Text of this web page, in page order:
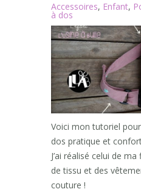
Accessoires, Enfant,
à dos
Voici mon tutoriel
dos pratique et
J’ai réalisé celui de
de tissu et des
couture !